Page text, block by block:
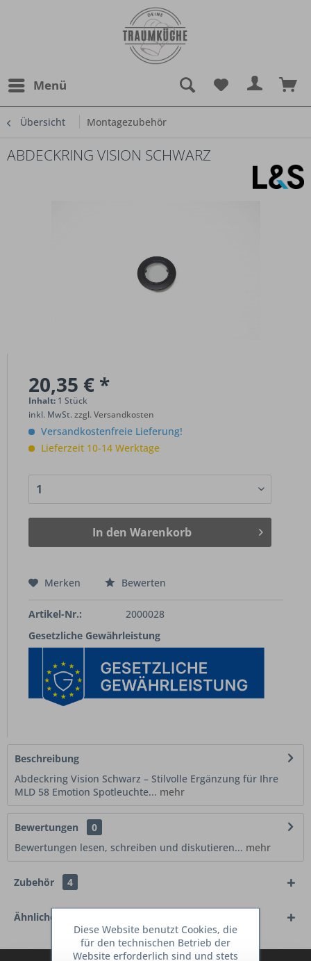
Menü
Übersicht Montagezubehör
ABDECKRING VISION SCHWARZ
20,35 € *
Inhalt: 1 Stück
inkl. MwSt.zzgl. Versandkosten
Versandkostenfreie Lieferung!
Lieferzeit 10-14 Werktage
In den Warenkorb
Merken Bewerten
Artikel-Nr.:
2000028
Gesetzliche Gewährleistung
Beschreibung
Abdeckring Vision Schwarz – Stilvolle Ergänzung für Ihre
MLD 58 Emotion Spotleuchte... mehr
Bewertungen
0
Bewertungen lesen, schreiben und diskutieren... mehr
Zubehör 4
Ähnliche Artikel
Diese Website benutzt Cookies, die
für den technischen Betrieb der
Website erforderlich sind und stets